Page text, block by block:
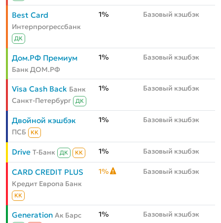
Best Card
Интерпрогрессбанк
ДК
1% Базовый кэшбэк
Дом.РФ Премиум
Банк ДОМ.РФ
1% Базовый кэшбэк
Visa Cash Back Банк
Санкт-Петербург
ДК
1% Базовый кэшбэк
Двойной кэшбэк
ПСБ КК
1% Базовый кэшбэк
Drive Т-Банк ДК КК 1% Базовый кэшбэк
CARD CREDIT PLUS
Кредит Европа Банк
КК
1% Базовый кэшбэк
Generation Ак Барс 1% Базовый кэшбэк